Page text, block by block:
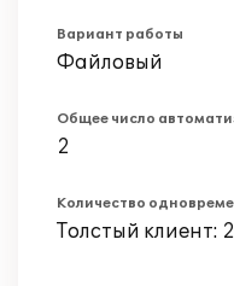
Вариант работы
Файловый
Общее число
2
Количество
Толстый клиент: 2